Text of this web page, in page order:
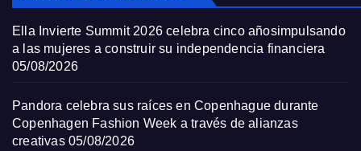
Ella Invierte Summit 2026 celebra cinco añosimpulsando
a las mujeres a construir su independencia financiera
05/08/2026
Pandora celebra sus raíces en Copenhague durante
Copenhagen Fashion Week a través de alianzas
creativas 05/08/2026